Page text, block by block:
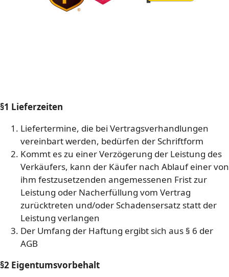
§1 Lieferzeiten
Liefertermine, die bei Vertragsverhandlungen
vereinbart werden, bedürfen der Schriftform
Kommt es zu einer Verzögerung der Leistung des
Verkäufers, kann der Käufer nach Ablauf einer von
ihm festzusetzenden angemessenen Frist zur
Leistung oder Nacherfüllung vom Vertrag
zurücktreten und/oder Schadensersatz statt der
Leistung verlangen
Der Umfang der Haftung ergibt sich aus § 6 der
AGB
§2 Eigentumsvorbehalt